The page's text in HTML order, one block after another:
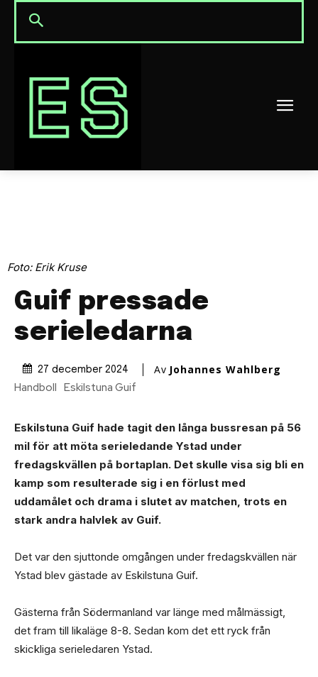
Foto: Erik Kruse
Guif pressade
serieledarna
27 december 2024 Av Johannes Wahlberg
Handboll Eskilstuna Guif
Eskilstuna Guif hade tagit den långa bussresan på 56
mil för att möta serieledande Ystad under
fredagskvällen på bortaplan. Det skulle visa sig bli en
kamp som resulterade sig i en förlust med
uddamålet och drama i slutet av matchen, trots en
stark andra halvlek av Guif.
Det var den sjuttonde omgången under fredagskvällen när
Ystad blev gästade av Eskilstuna Guif.
Gästerna från Södermanland var länge med målmässigt,
det fram till likaläge 8-8. Sedan kom det ett ryck från
skickliga serieledaren Ystad.